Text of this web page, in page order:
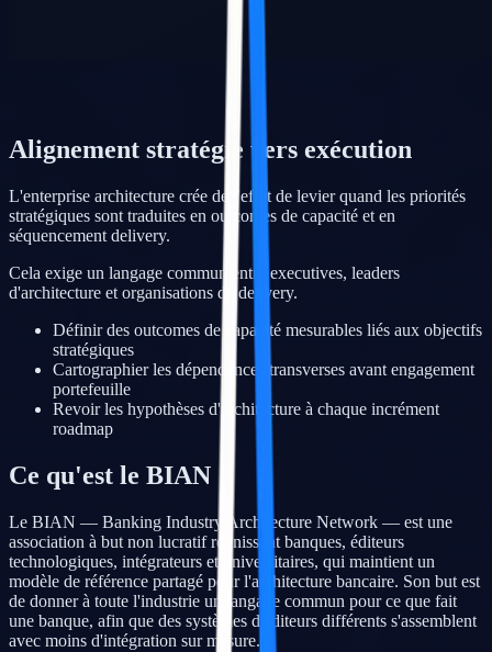
Alignement stratégie vers exécution
L'enterprise architecture crée de l'effet de levier quand les priorités
stratégiques sont traduites en outcomes de capacité et en
séquencement delivery.
Cela exige un langage commun entre executives, leaders
d'architecture et organisations de delivery.
Définir des outcomes de capacité mesurables liés aux objectifs
stratégiques
Cartographier les dépendances transverses avant engagement
portefeuille
Revoir les hypothèses d'architecture à chaque incrément
roadmap
Ce qu'est le BIAN
Le BIAN — Banking Industry Architecture Network — est une
association à but non lucratif réunissant banques, éditeurs
technologiques, intégrateurs et universitaires, qui maintient un
modèle de référence partagé pour l'architecture bancaire. Son but est
de donner à toute l'industrie un langage commun pour ce que fait
une banque, afin que des systèmes d'éditeurs différents s'assemblent
avec moins d'intégration sur mesure.